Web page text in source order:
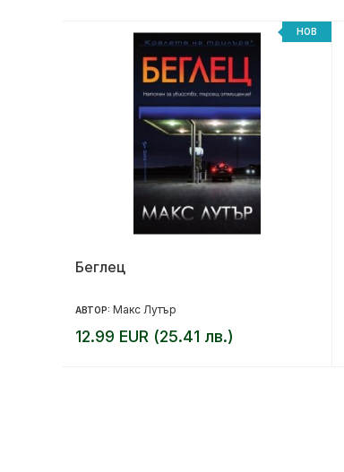
НОВ
Беглец
АВТОР: Макс Лутър
12.99 EUR (25.41 лв.)